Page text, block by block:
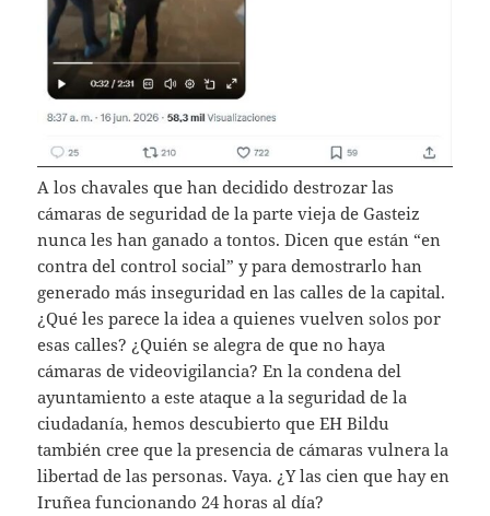
A los chavales que han decidido destrozar las
cámaras de seguridad de la parte vieja de Gasteiz
nunca les han ganado a tontos. Dicen que están “en
contra del control social” y para demostrarlo han
generado más inseguridad en las calles de la capital.
¿Qué les parece la idea a quienes vuelven solos por
esas calles? ¿Quién se alegra de que no haya
cámaras de videovigilancia? En la condena del
ayuntamiento a este ataque a la seguridad de la
ciudadanía, hemos descubierto que EH Bildu
también cree que la presencia de cámaras vulnera la
libertad de las personas. Vaya. ¿Y las cien que hay en
Iruñea funcionando 24 horas al día?